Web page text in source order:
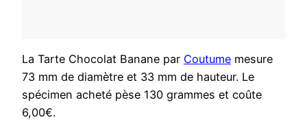
La Tarte Chocolat Banane par Coutume mesure
73 mm de diamètre et 33 mm de hauteur. Le
spécimen acheté pèse 130 grammes et coûte
6,00€.